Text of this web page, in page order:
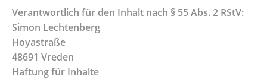
Verantwortlich für den Inhalt nach § 55 Abs. 2 RStV:
Simon Lechtenberg
Hoyastraße
48691 Vreden
Haftung für Inhalte